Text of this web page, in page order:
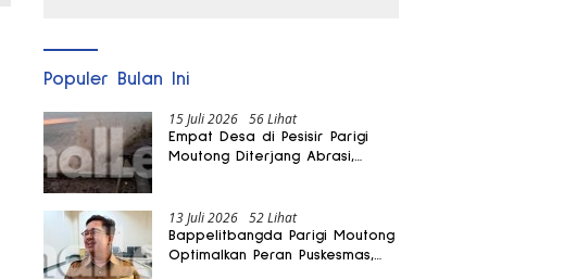
Populer Bulan Ini
15 Juli 2026 56 Lihat
Empat Desa di Pesisir Parigi
Moutong Diterjang Abrasi,
13 Juli 2026 52 Lihat
Bappelitbangda Parigi Moutong
Optimalkan Peran Puskesmas,